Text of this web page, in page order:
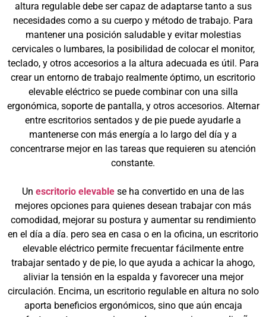
altura regulable debe ser capaz de adaptarse tanto a sus
necesidades como a su cuerpo y método de trabajo. Para
mantener una posición saludable y evitar molestias
cervicales o lumbares, la posibilidad de colocar el monitor,
teclado, y otros accesorios a la altura adecuada es útil. Para
crear un entorno de trabajo realmente óptimo, un escritorio
elevable eléctrico se puede combinar con una silla
ergonómica, soporte de pantalla, y otros accesorios. Alternar
entre escritorios sentados y de pie puede ayudarle a
mantenerse con más energía a lo largo del día y a
concentrarse mejor en las tareas que requieren su atención
constante.
Un escritorio elevable se ha convertido en una de las
mejores opciones para quienes desean trabajar con más
comodidad, mejorar su postura y aumentar su rendimiento
en el día a día. pero sea en casa o en la oficina, un escritorio
elevable eléctrico permite frecuentar fácilmente entre
trabajar sentado y de pie, lo que ayuda a achicar la ahogo,
aliviar la tensión en la espalda y favorecer una mejor
circulación. Encima, un escritorio regulable en altura no solo
aporta beneficios ergonómicos, sino que aún encaja